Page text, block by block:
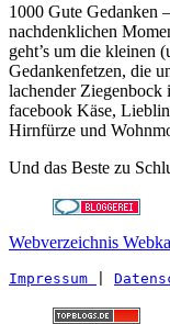
1000 Gute Gedanken
nachdenklichen
geht’s um die kleinen
Gedankenfetzen, die
lachender Ziegenbock
facebook Käse,
Hirnfürze und
Und das Beste zu
Webverzeichnis
Impressum